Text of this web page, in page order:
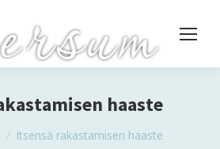
haaste
Itsensä rakastamisen haaste